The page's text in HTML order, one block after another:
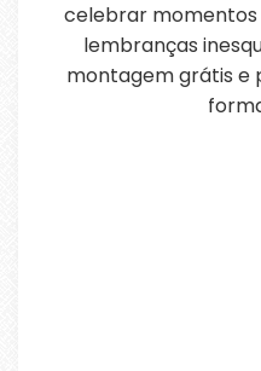
celebrar momentos
lembranças
montagem grátis e